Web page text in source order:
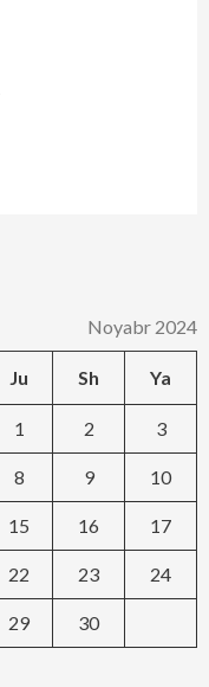
Noyabr 2024
Ju Sh Ya
1 2 3
8 9 10
15 16 17
22 23 24
29 30